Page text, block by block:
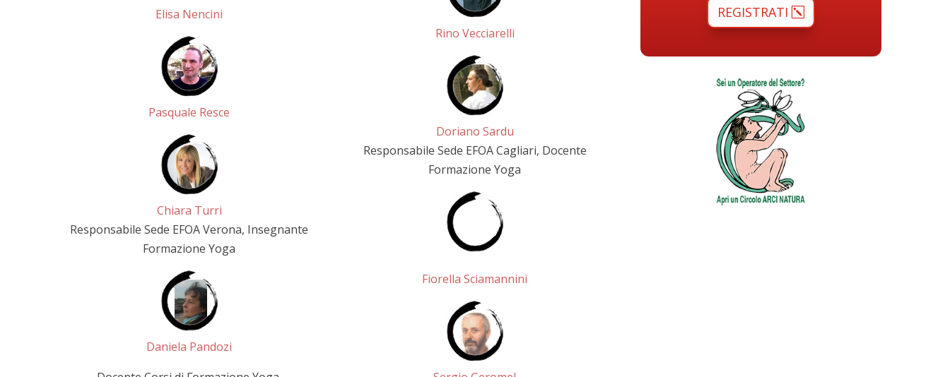
Elisa Nencini
Pasquale Resce
Chiara Turri
Responsabile Sede EFOA Verona, Insegnante
Formazione Yoga
Daniela Pandozi
Rino Vecciarelli
Doriano Sardu
Responsabile Sede EFOA Cagliari, Docente
Formazione Yoga
Fiorella Sciamannini
REGISTRATI